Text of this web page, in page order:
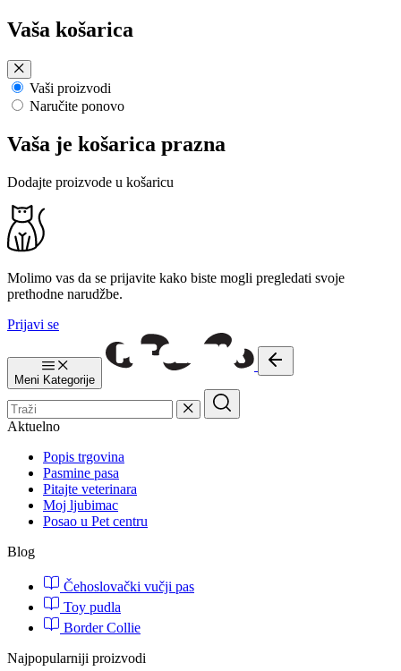
Preskoči
na
sadržaj
Vaša košarica
Vaši proizvodi
Naručite ponovo
Vaša je košarica prazna
Dodajte proizvode u košaricu
Molimo vas da se prijavite kako biste mogli pregledati svoje
prethodne narudžbe.
Prijavi se
Meni Kategorije
Aktuelno
Popis trgovina
Pasmine pasa
Pitajte veterinara
Moj ljubimac
Posao u Pet centru
Blog
Čehoslovački vučji pas
Toy pudla
Border Collie
Najpopularniji proizvodi